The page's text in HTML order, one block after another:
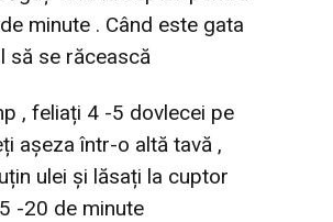
minute . Când este gata
să se răcească
, feliați 4 -5 dovlecei pe
așeza într-o altă tavă ,
ulei și lăsați la cuptor
-20 de minute